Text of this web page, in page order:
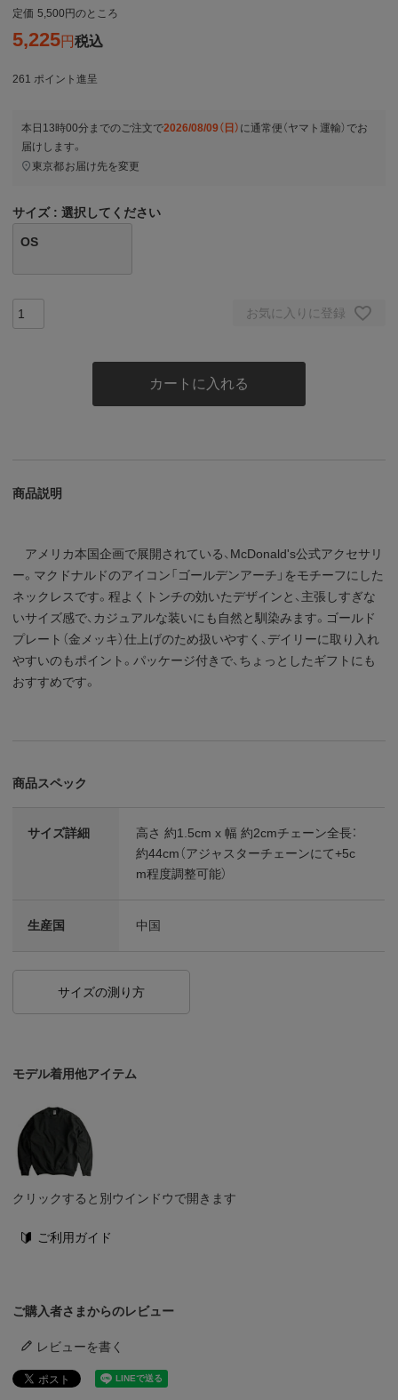
定価 5,500 のところ
5,225 税込
261 ポイント進呈
本日 13時00分 までのご注文で2026/08/09（日） に通常便（ヤマト運輸） でお
届けします。
東京都お届け先を変更
サイズ 選択してください
OS
お気に入りに登録
カートに入れる
商品説明
アメリカ本国企画で展開されている、McDonald's公式アクセサリ
ー。マクドナルドのアイコン「ゴールデンアーチ」をモチーフにした
ネックレスです。程よくトンチの効いたデザインと、主張しすぎな
いサイズ感で、カジュアルな装いにも自然と馴染みます。ゴールド
プレート（金メッキ）仕上げのため扱いやすく、デイリーに取り入れ
やすいのもポイント。パッケージ付きで、ちょっとしたギフトにも
おすすめです。
商品スペック
サイズ詳細
高さ 約1.5cm x 幅 約2cmチェーン全長：
約44cm（アジャスターチェーンにて+5c
m程度調整可能）
生産国 中国
サイズの測り方
モデル着用他アイテム
クリックすると別ウインドウで開きます
ご利用ガイド
ご購入者さまからのレビュー
レビューを書く